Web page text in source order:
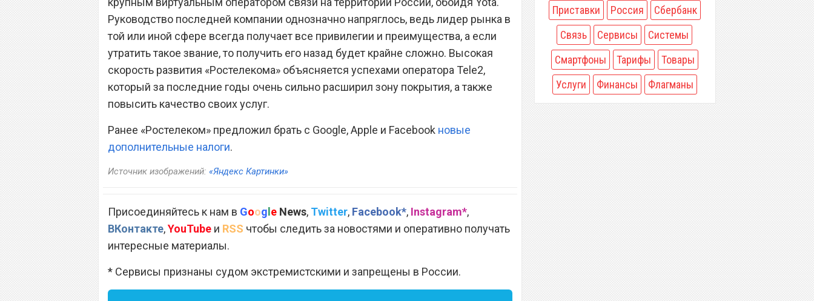
Руководство последней компании однозначно напряглось, ведь лидер рынка в
той или иной сфере всегда получает все привилегии и преимущества, а если
утратить такое звание, то получить его назад будет крайне сложно. Высокая
скорость развития «Ростелекома» объясняется успехами оператора Tele2,
который за последние годы очень сильно расширил зону покрытия, а также
повысить качество своих услуг.
Ранее «Ростелеком» предложил брать с Google, Apple и Facebook новые
дополнительные налоги.
Источник изображений: «Яндекс Картинки»
Присоединяйтесь к нам в Google News, Twitter, Facebook*, Instagram*,
ВКонтакте,YouTube и RSS чтобы следить за новостями и оперативно получать
интересные материалы.
* Сервисы признаны судом экстремистскими и запрещены в России.
Приставки
Россия
Сбербанк
Связь
Сервисы
Системы
Смартфоны
Тарифы
Товары
Услуги
Финансы Флагманы